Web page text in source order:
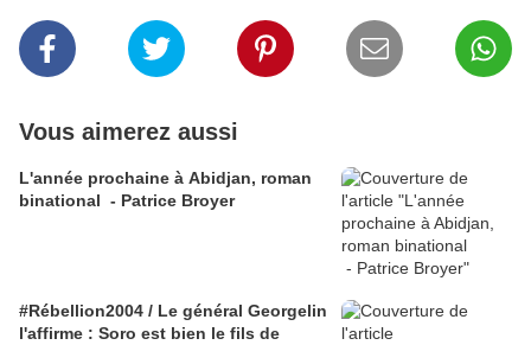
Vous aimerez aussi
L'année prochaine à Abidjan, roman
binational - Patrice Broyer
#Rébellion2004 / Le général Georgelin
l'affirme : Soro est bien le fils de